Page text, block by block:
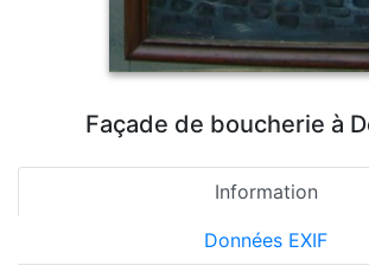
Façade de boucherie à
Information
Données EXIF